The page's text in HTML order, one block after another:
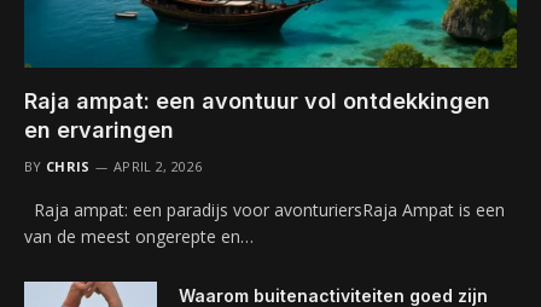
Raja ampat: een avontuur vol ontdekkingen
en ervaringen
BY CHRIS APRIL 2, 2026
Raja ampat: een paradijs voor avonturiersRaja Ampat is een
van de meest ongerepte en…
Waarom buitenactiviteiten goed zijn